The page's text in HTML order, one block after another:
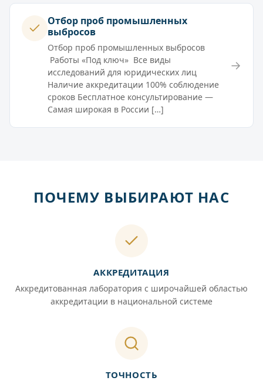
Отбор проб промышленных
выбросов
Отбор проб промышленных выбросов
Работы «Под ключ» Все виды
исследований для юридических лиц
Наличие аккредитации 100% соблюдение
сроков Бесплатное консультирование —
Самая широкая в России […]
→
ПОЧЕМУ ВЫБИРАЮТ НАС
АККРЕДИТАЦИЯ
Аккредитованная лаборатория с широчайшей областью
аккредитации в национальной системе
ТОЧНОСТЬ